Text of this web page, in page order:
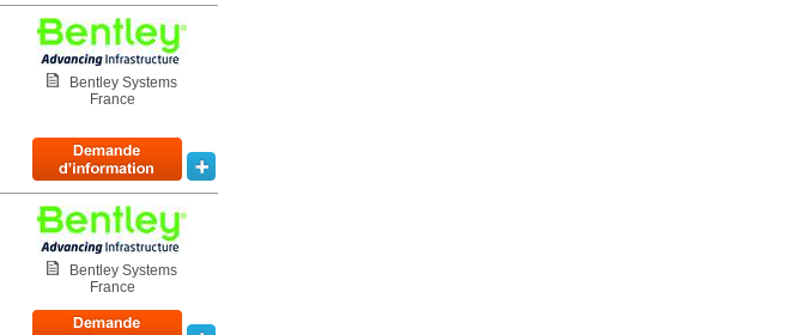
Bentley Systems
France
Bentley Systems
France